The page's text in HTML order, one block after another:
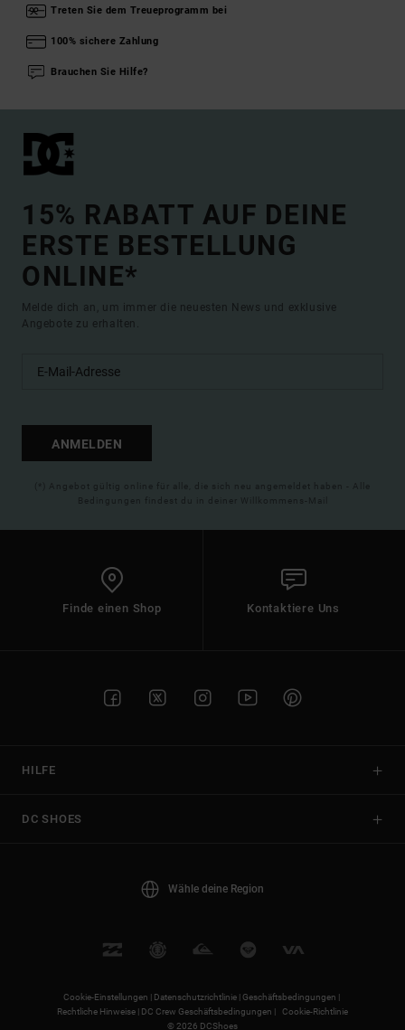
Treten Sie dem Treueprogramm bei
100% sichere Zahlung
Brauchen Sie Hilfe?
15% RABATT AUF DEINE
ERSTE BESTELLUNG
ONLINE*
Melde dich an, um immer die neuesten News und exklusive
Angebote zu erhalten.
ANMELDEN
(*) Angebot gültig online für alle, die sich neu angemeldet haben - Alle
Bedingungen findest du in deiner Willkommens-Mail
Finde einen Shop Kontaktiere Uns
HILFE
DC SHOES
Wähle deine Region
Cookie-Einstellungen | Datenschutzrichtlinie | Geschäftsbedingungen |
Rechtliche Hinweise |
DC Crew Geschäftsbedingungen |
Cookie-Richtlinie
© 2026 DCShoes